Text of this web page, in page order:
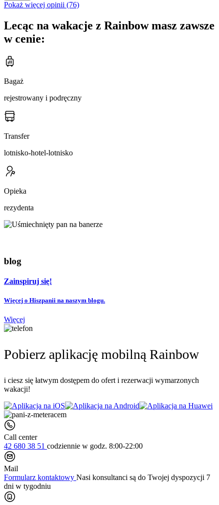
Pokaż więcej opinii (76)
Lecąc na wakacje z Rainbow masz zawsze
w cenie:
Bagaż
rejestrowany i podręczny
Transfer
lotnisko-hotel-lotnisko
Opieka
rezydenta
blog
Zainspiruj się!
Więcej o Hiszpanii na naszym blogu.
Więcej
Pobierz aplikację mobilną Rainbow
i ciesz się łatwym dostępem do ofert i rezerwacji wymarzonych
wakacji!
Call center
42 680 38 51 codziennie w godz. 8:00-22:00
Mail
Formularz kontaktowy Nasi konsultanci są do Twojej dyspozycji 7
dni w tygodniu